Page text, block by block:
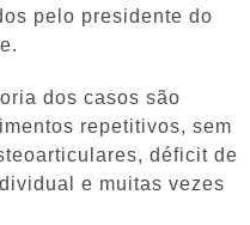
pelo presidente do
dos casos são
repetitivos, sem
déficit de
e muitas vezes